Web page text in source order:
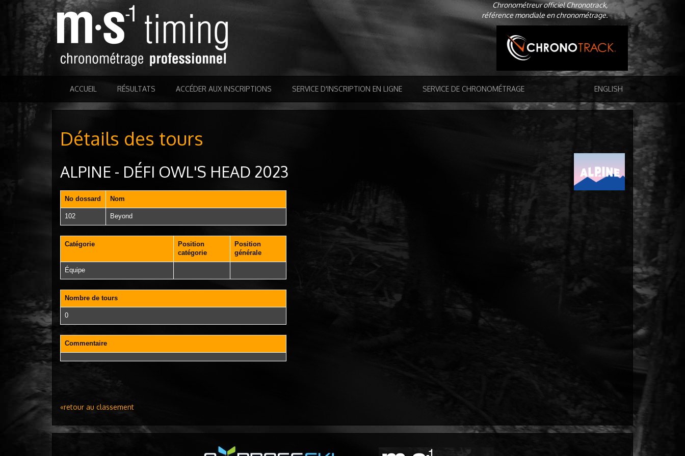
Chronométreur officiel Chronotrack,
référence mondiale en chronométrage.
ACCUEIL RÉSULTATS ACCÉDER AUX INSCRIPTIONS SERVICE D'INSCRIPTION EN LIGNE SERVICE DE CHRONOMÉTRAGE ENGLISH
Détails des tours
ALPINE - DÉFI OWL'S HEAD 2023
No dossard Nom
102 Beyond
Catégorie
Position
catégorie
Position
générale
Équipe
Nombre de tours
0
Commentaire
«retour au classement